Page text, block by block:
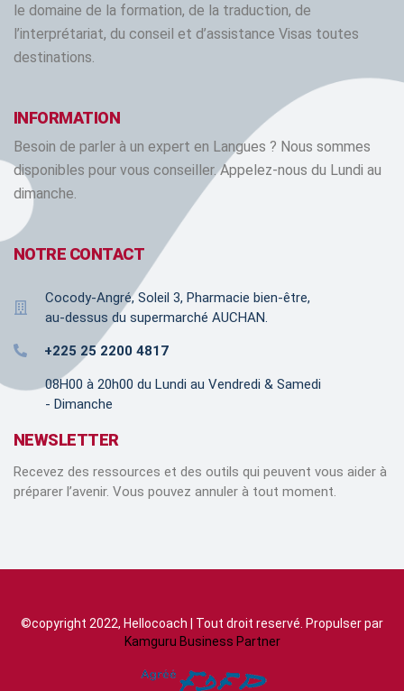
le domaine de la formation, de la traduction, de
l’interprétariat, du conseil et d’assistance Visas toutes
destinations.
INFORMATION
Besoin de parler à un expert en Langues ? Nous sommes
disponibles pour vous conseiller. Appelez-nous du Lundi au
dimanche.
NOTRE CONTACT
Cocody-Angré, Soleil 3, Pharmacie bien-être,
au-dessus du supermarché AUCHAN.
+225 25 2200 4817
08H00 à 20h00 du Lundi au Vendredi & Samedi
- Dimanche
NEWSLETTER
Recevez des ressources et des outils qui peuvent vous aider à
préparer l’avenir. Vous pouvez annuler à tout moment.
©copyright 2022, Hellocoach | Tout droit reservé. Propulser par
Kamguru Business Partner